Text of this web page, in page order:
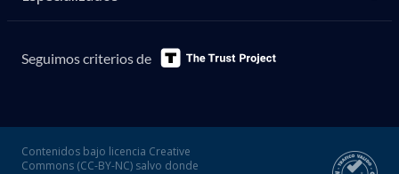
Seguimos criterios de
Contenidos bajo licencia Creative
Commons (CC-BY-NC) salvo donde